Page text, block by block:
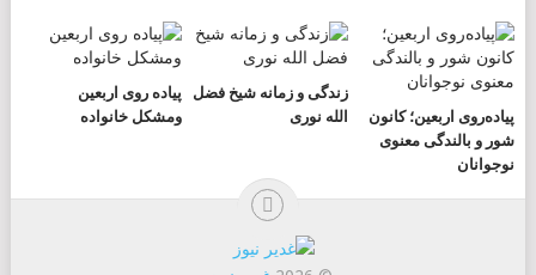
پیاده‌روی اربعین؛ کانون
شور و بالندگی معنوی
نوجوانان
زندگی و زمانه شیخ فضل
الله نوری
پیاده روی اربعین
ومشکل خانواده